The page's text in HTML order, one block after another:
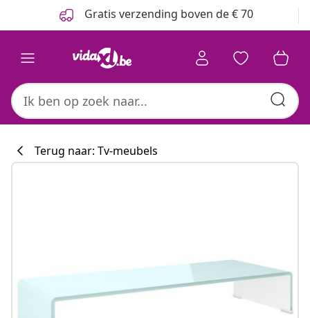
Gratis verzending boven de € 70
Terug naar: Tv-meubels